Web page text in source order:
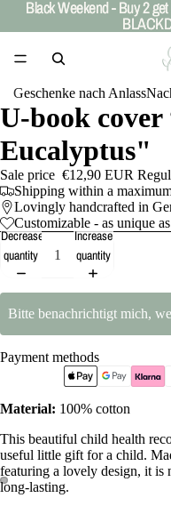
Black Weekend - Buy 2
Black Weekend - Buy 2
Geschenke nach Anlass
U-book cover
Eucalyptus"
Sale price €12,90 EUR
Shipping within a
Lovingly handcrafted in
Customizable - as unique
Decrease
quantity
Increase
quantity
Bitte benachrichtigt mich,
Payment methods
Material: 100% cotton
This beautiful child health
useful little gift for a child.
featuring a lovely design, it is
long-lasting.